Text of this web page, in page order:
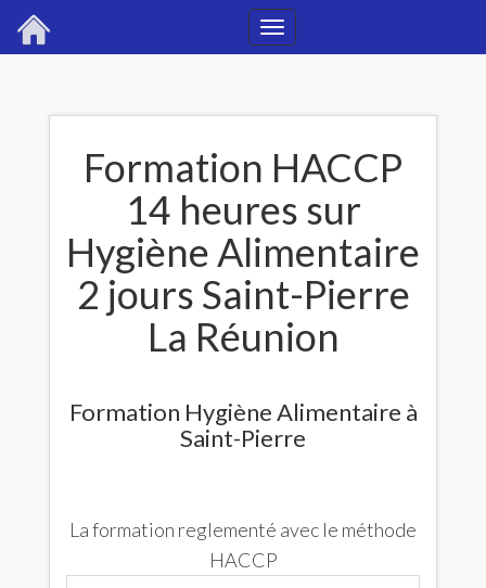
Toggle
Formation HACCP
14 heures sur
Hygiène Alimentaire
2 jours Saint-Pierre
La Réunion
Formation Hygiène Alimentaire à
Saint-Pierre
La formation reglementé avec le méthode
HACCP